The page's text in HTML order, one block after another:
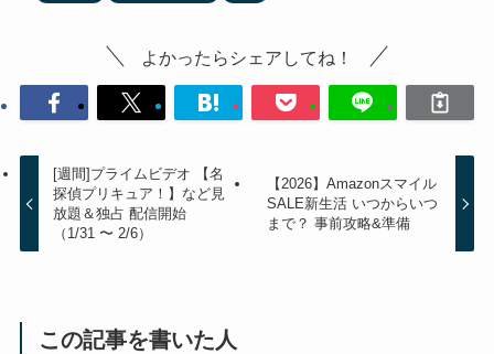
よかったらシェアしてね！
[週間]プライムビデオ 【名
探偵プリキュア！】など見
放題＆独占 配信開始
（1/31 〜 2/6）
【2026】Amazonスマイル
SALE新生活 いつからいつ
まで？ 事前攻略&準備
この記事を書いた人